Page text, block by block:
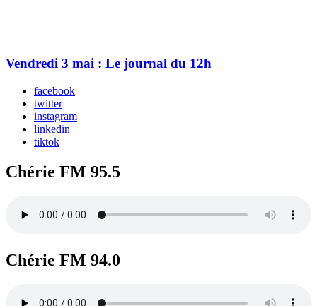
Vendredi 3 mai : Le journal du 12h
facebook
twitter
instagram
linkedin
tiktok
Chérie FM 95.5
Chérie FM 94.0